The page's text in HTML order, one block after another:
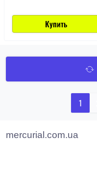
Купить
1
mercurial.com.ua